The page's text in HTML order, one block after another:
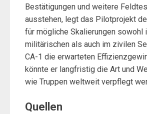
Bestätigungen und weitere
ausstehen, legt das Pilotprojekt
für mögliche Skalierungen sowohl
militärischen als auch im zivilen
CA-1 die erwarteten
könnte er langfristig die Art und
wie Truppen weltweit verpflegt
Quellen